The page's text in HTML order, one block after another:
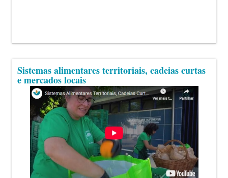
Sistemas alimentares territoriais, cadeias curtas
e mercados locais